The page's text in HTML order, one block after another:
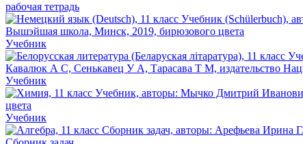
рабочая тетрадь
Учебник
Учебник
Учебник